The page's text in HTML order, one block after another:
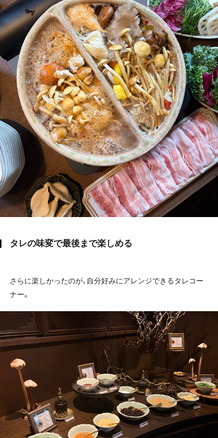
タレの味変で最後まで楽しめる
さらに楽しかったのが、自分好みにアレンジできるタレコー
ナー。